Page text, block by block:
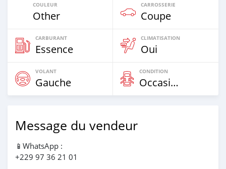
COULEUR
Other
CARROSSERIE
Coupe
CARBURANT
Essence
CLIMATISATION
Oui
VOLANT
Gauche
CONDITION
Occasion
Message du vendeur
📱WhatsApp :
+229 97 36 21 01